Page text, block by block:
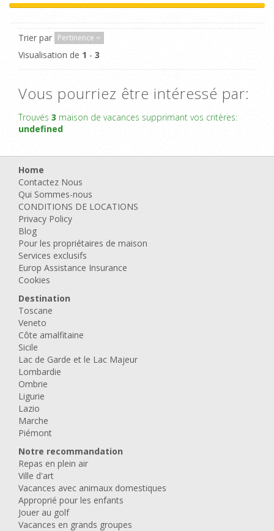
Trier par Pertinence
Visualisation de 1 - 3
Vous pourriez être intéressé par:
Trouvés 3 maison de vacances supprimant vos critères:
undefined
Home
Contactez Nous
Qui Sommes-nous
CONDITIONS DE LOCATIONS
Privacy Policy
Blog
Pour les propriétaires de maison
Services exclusifs
Europ Assistance Insurance
Cookies
Destination
Toscane
Veneto
Côte amalfitaine
Sicile
Lac de Garde et le Lac Majeur
Lombardie
Ombrie
Ligurie
Lazio
Marche
Piémont
Notre recommandation
Repas en plein air
Ville d'art
Vacances avec animaux domestiques
Approprié pour les enfants
Jouer au golf
Vacances en grands groupes